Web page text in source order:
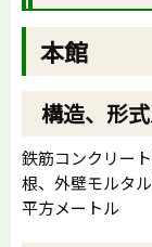
本館
構造、形
鉄筋コンクリー
根、外壁モルタ
平方メートル